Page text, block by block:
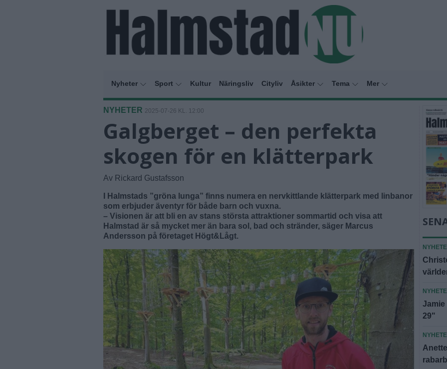
Nyheter Sport Kultur Näringsliv Cityliv Åsikter Tema Mer
NYHETER 2025-07-26 KL. 12:00
Galgberget – den perfekta
skogen för en klätterpark
Av Rickard Gustafsson
I Halmstads ”gröna lunga” finns numera en nervkittlande klätterpark med linbanor
som erbjuder äventyr för både barn och vuxna.
– Visionen är att bli en av stans största attraktioner sommartid och visa att
Halmstad är så mycket mer än bara sol, bad och stränder, säger Marcus
Andersson på företaget Högt&Lågt.
29"